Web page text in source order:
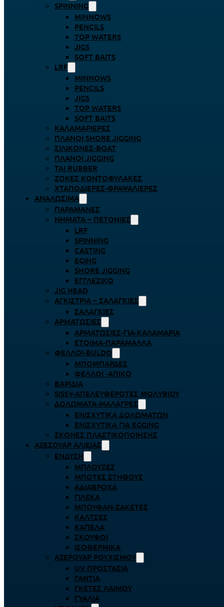
SPINNING
MINNOWS
PENCILS
TOP WATERS
JIGS
SOFT BAITS
LRF
MINNOWS
PENCILS
JIGS
TOP WATERS
SOFT BAITS
ΚΑΛΑΜΑΡΙΈΡΕΣ
ΠΛΆΝΟΙ SHORE JIGGING
ΣΙΛΙΚΌΝΕΣ-BOAT
ΠΛΆΝΟΙ JIGGING
TAI RUBBER
ΖΌΚΕΣ ΚΟΝΤΟΦΎΛΑΚΕΣ
ΧΤΑΠΟΔΙΈΡΕΣ-ΘΡΑΨΑΛΙΈΡΕΣ
ΑΝΑΛΏΣΙΜΑ
ΠΑΡΑΜΆΝΕΣ
ΝΉΜΑΤΑ – ΠΕΤΟΝΙΈΣ
LRF
SPINNING
CASTING
EGING
SHORE JIGGING
ΕΓΓΛΈΖΙΚΟ
JIG HEAD
ΑΓΚΊΣΤΡΙΑ – ΣΑΛΑΓΚΙΈΣ
ΣΑΛΑΓΚΙΈΣ
ΑΡΜΑΤΩΣΙΈΣ
ΑΡΜΑΤΩΣΙΈΣ-ΓΙΑ-ΚΑΛΑΜΆΡΙΑ
ΈΤΟΙΜΑ-ΠΑΡΆΜΑΛΛΑ
ΦΕΛΛΟΊ-BULDO
ΜΠΟΜΠΆΡΔΕΣ
ΦΕΛΛΟΊ -ΑΠΊΚΟ
ΒΑΡΊΔΙΑ
SISSY-ΑΠΕΛΕΥΘΕΡΟΤΈΣ ΜΟΛΥΒΙΟΎ
ΔΟΛΏΜΑΤΑ-ΜΑΛΆΓΡΕΣ
ΕΝΙΣΧΥΤΙΚΆ ΔΟΛΩΜΆΤΩΝ
ΕΝΙΣΧΥΤΙΚΆ ΓΙΑ EGGING
ΣΚΌΝΕΣ ΠΛΑΣΤΙΚΟΠΟΊΗΣΗΣ
ΑΞΕΣΟΥΆΡ ΑΛΙΕΊΑΣ
ΈΝΔΥΣΗ
ΜΠΛΟΎΖΕΣ
ΜΠΌΤΕΣ ΣΤΉΘΟΥΣ
ΑΔΙΆΒΡΟΧΑ
ΓΙΛΈΚΑ
ΜΠΟΥΦΆΝ-ΖΑΚΈΤΕΣ
ΚΆΛΤΣΕΣ
ΚΑΠΈΛΑ
ΣΚΟΎΦΟΙ
ΙΣΟΘΕΡΜΙΚΆ
ΑΞΕΡΟΥΆΡ ΡΟΥΧΙΣΜΟΎ
UV ΠΡΟΣΤΑΣΊΑ
ΓΆΝΤΙΑ
ΓΚΈΤΕΣ ΛΑΊΜΟΥ
ΓΥΑΛΙΆ